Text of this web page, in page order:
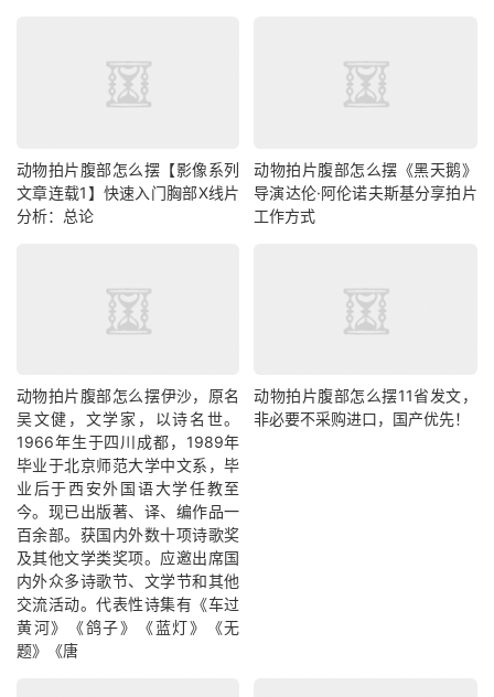
动物拍片腹部怎么摆【影像系列
文章连载1】快速入门胸部X线片
分析：总论
动物拍片腹部怎么摆《黑天鹅》
导演达伦·阿伦诺夫斯基分享拍片
工作方式
动物拍片腹部怎么摆​伊沙，原名
吴文健，文学家，以诗名世。
1966年生于四川成都，1989年
毕业于北京师范大学中文系，毕
业后于西安外国语大学任教至
今。现已出版著、译、编作品一
百余部。获国内外数十项诗歌奖
及其他文学类奖项。应邀出席国
内外众多诗歌节、文学节和其他
交流活动。代表性诗集有《车过
黄河》《鸽子》《蓝灯》《无
题》《唐
动物拍片腹部怎么摆11省发文，
非必要不采购进口，国产优先！